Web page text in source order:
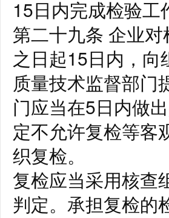
15日内完成检验
第二十九条 企业
之日起15日内，
质量技术监督部门
门应当在5日内做
定不允许复检等客
织复检。
复检应当采用核查
判定。承担复检的